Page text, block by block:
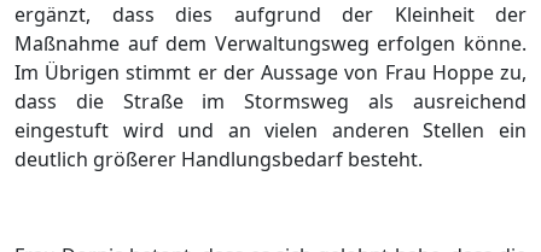
ergänzt, dass dies aufgrund der Kleinheit der
Maßnahme auf dem Verwaltungsweg erfolgen könne.
Im Übrigen stimmt er der Aussage von Frau Hoppe zu,
dass die Straße im Stormsweg als ausreichend
eingestuft wird und an vielen anderen Stellen ein
deutlich größerer Handlungsbedarf besteht.